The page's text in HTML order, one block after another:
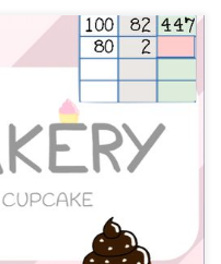
de números de 3 cifras
y el de las decenas. Una
crear su cupcake.